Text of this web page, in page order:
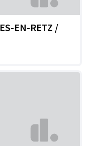
EN-RETZ /